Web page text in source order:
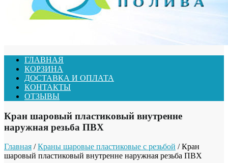
ГЛАВНАЯ
КОРЗИНА
ДОСТАВКА И ОПЛАТА
КОНТАКТЫ
ОТЗЫВЫ
Кран шаровый пластиковый внутренне
наружная резьба ПВХ
Главная /Краны шаровые пластиковые с резьбой / Кран
шаровый пластиковый внутренне наружная резьба ПВХ